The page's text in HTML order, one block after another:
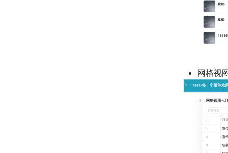
网格视